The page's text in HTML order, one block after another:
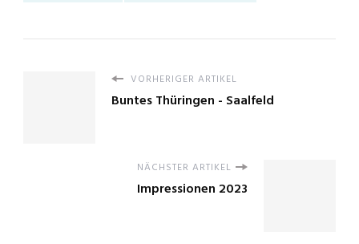
VORHERIGER ARTIKEL
Buntes Thüringen - Saalfeld
NÄCHSTER ARTIKEL
Impressionen 2023